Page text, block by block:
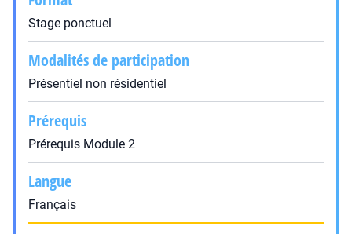
Stage ponctuel
Modalités de participation
Présentiel non résidentiel
Prérequis
Prérequis Module 2
Langue
Français